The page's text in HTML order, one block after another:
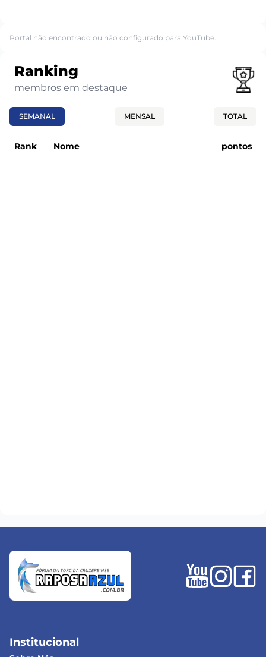
Portal não encontrado ou não configurado para YouTube.
Ranking
membros em destaque
SEMANAL MENSAL TOTAL
Rank Nome pontos
Institucional